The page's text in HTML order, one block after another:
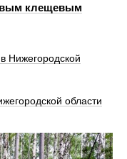
клещевым
Нижегородской
области